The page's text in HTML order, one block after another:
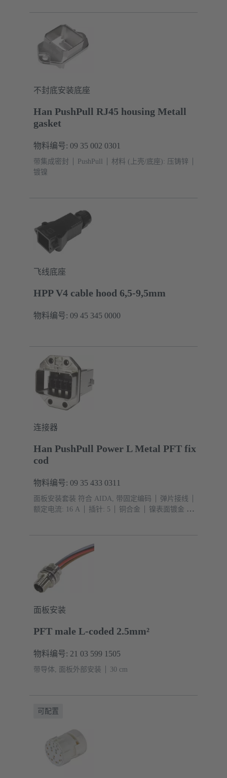
不封底安装底座
Han PushPull RJ45 housing Metall
gasket
物料编号: 09 35 002 0301
带集成密封 PushPull
材料 (上壳/底座): 压铸锌
镀镍
飞线底座
HPP V4 cable hood 6,5-9,5mm
物料编号: 09 45 345 0000
连接器
Han PushPull Power L Metal PFT fix
cod
物料编号: 09 35 433 0311
面板安装套装 符合 AIDA, 带固定编码
弹片接线
额定电流: ‌16 A
插针: 5 铜合金
镍表面镀金 界
面板安装
PFT male L-coded 2.5mm²
物料编号: 21 03 599 1505
带导体, 面板外部安装 ‌30 cm
可配置